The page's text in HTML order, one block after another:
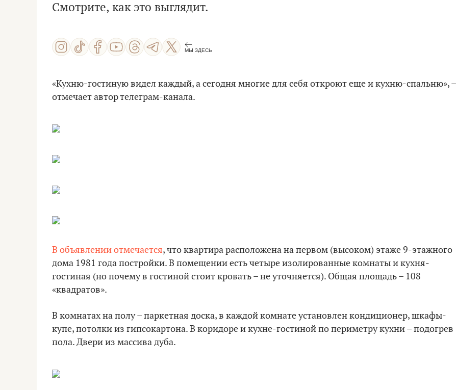
Смотрите, как это выглядит.
МЫ ЗДЕСЬ
«Кухню-гостиную видел каждый, а сегодня многие для себя откроют еще и кухню-спальню», –
отмечает автор телеграм-канала.
В объявлении отмечается, что квартира расположена на первом (высоком) этаже 9-этажного
дома 1981 года постройки. В помещении есть четыре изолированные комнаты и кухня-
гостиная (но почему в гостиной стоит кровать – не уточняется). Общая площадь – 108
«квадратов».
В комнатах на полу – паркетная доска, в каждой комнате установлен кондиционер, шкафы-
купе, потолки из гипсокартона. В коридоре и кухне-гостиной по периметру кухни – подогрев
пола. Двери из массива дуба.